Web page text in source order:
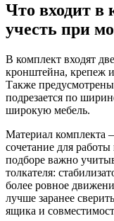
Что входит в
учесть при
В комплект входят
кронштейна, крепеж
Также
подрезается по
широкую мебель.
Материал комплекта
сочетание для
подборе важно
толкателя:
более ровное
лучше заранее
ящика и